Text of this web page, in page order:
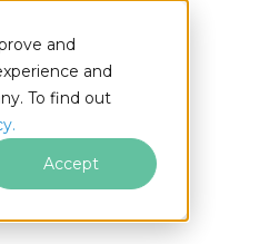
and
and
To find out
Accept